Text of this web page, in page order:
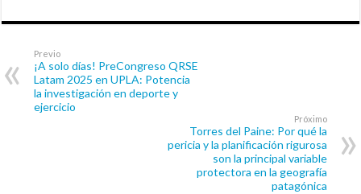
Previo
¡A solo días! PreCongreso QRSE
Latam 2025 en UPLA: Potencia
la investigación en deporte y
ejercicio
Próximo
Torres del Paine: Por qué la
pericia y la planificación rigurosa
son la principal variable
protectora en la geografía
patagónica